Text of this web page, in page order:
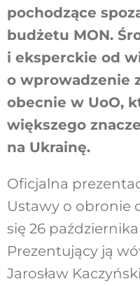
pochodzące
budżetu MON.
i eksperckie od
o wprowadzenie
obecnie w UoO,
większego
na Ukrainę.
Oficjalna
Ustawy o obronie
się 26 października
Prezentujący ją
Jarosław